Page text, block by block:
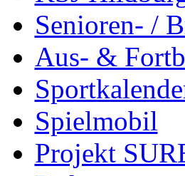
Senioren- /
Aus- &
Spielmobil
Projekt